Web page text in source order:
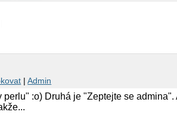
|Admin
:o) Druhá je "Zeptejte se